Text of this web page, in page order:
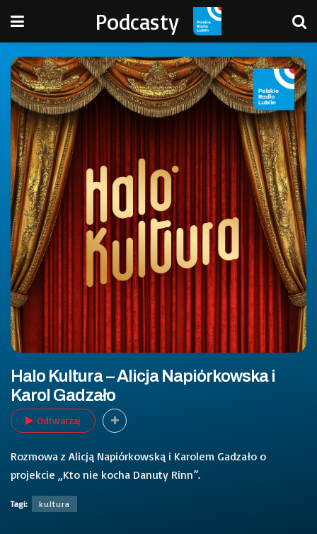
Podcasty
Halo Kultura – Alicja Napiórkowska i
Karol Gadzało
Odtwarzaj
Rozmowa z Alicją Napiórkowską i Karolem Gadzało o
projekcie „Kto nie kocha Danuty Rinn”.
Tagi: kultura